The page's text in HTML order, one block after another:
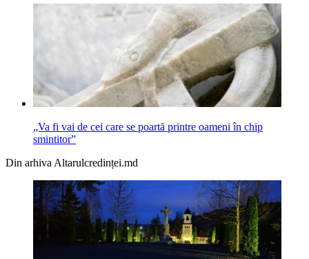
„Va fi vai de cei care se poartă printre oameni în chip
smintitor”
Din arhiva Altarulcredinței.md